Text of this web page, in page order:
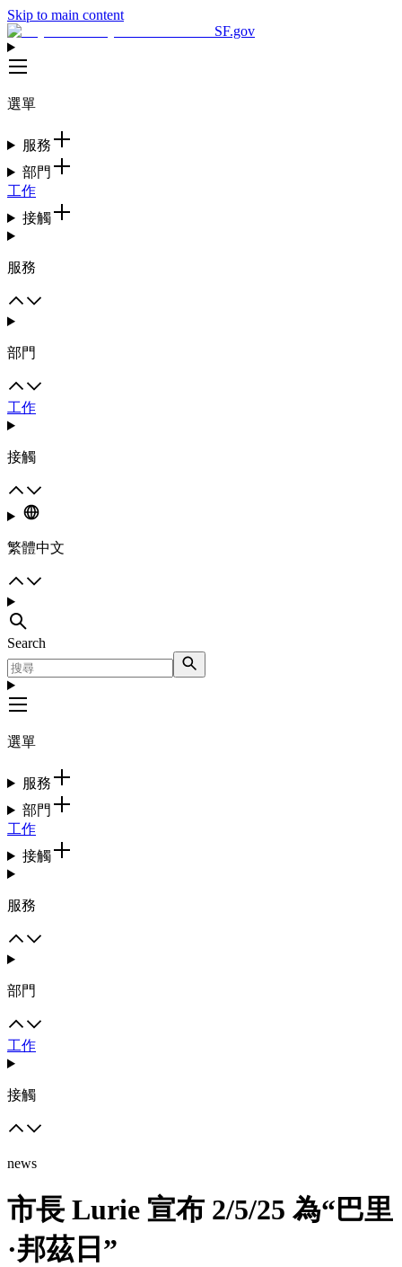
Skip to main content
SF.gov
選單
服務
部門
工作
接觸
服務
部門
工作
接觸
繁體中文
Search
選單
服務
部門
工作
接觸
服務
部門
工作
接觸
news
市長 Lurie 宣布 2/5/25 為“巴里
·邦茲日”